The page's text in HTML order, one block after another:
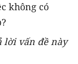
không có
lời vấn đề này